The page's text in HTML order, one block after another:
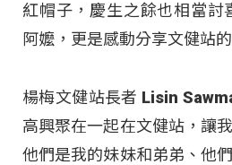
紅帽子，慶生之餘也相當
阿嬤，更是感動分享文健站
楊梅文健站長者 Lisin
高興聚在一起在文健站，讓
他們是我的妹妹和弟弟、他